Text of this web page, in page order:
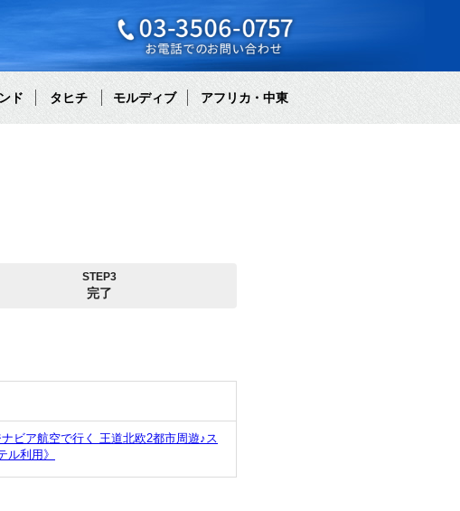
ド タヒチ モルディブ アフリカ・中東
STEP3
完了
ビア航空で行く 王道北欧2都市周遊♪ス
ル利用》